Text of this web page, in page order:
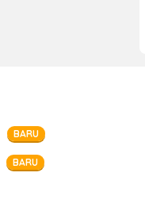
BARU
BARU